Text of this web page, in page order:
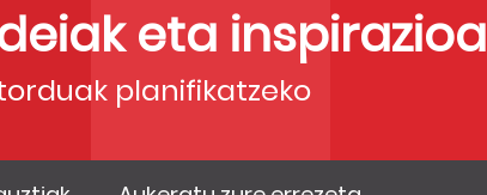
eta inspirazioa
planifikatzeko
Ikusi